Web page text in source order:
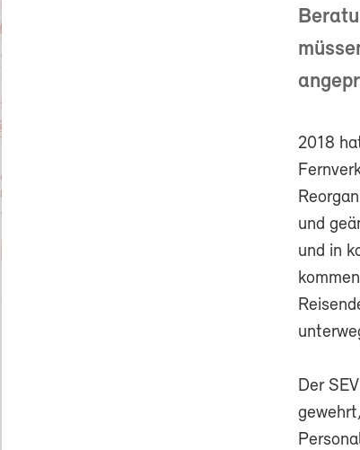
2018
und
und in
Der